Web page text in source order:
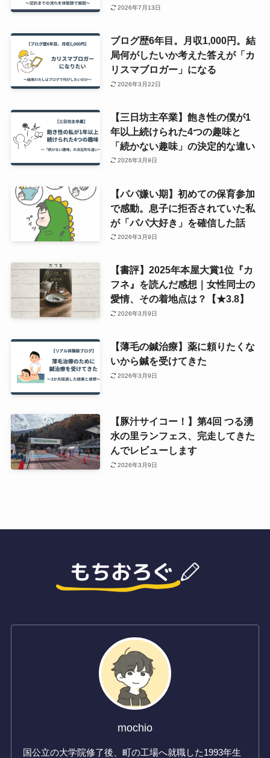
2026年7月13日
ブログ歴6年目。月収1,000円。結
局何がしたいか考えた答えが「カ
リスマブロガー」になる
2026年3月22日
【三日坊主卒業】飽き性の僕が1
年以上続けられた4つの趣味と
「続かない趣味」の決定的な違い
2026年3月9日
【パパ嫌い期】初めての保育参加
で感動。息子に拒否されていた私
が「パパ大好き」を確信した話
2026年3月9日
【書評】2025年本屋大賞1位『カ
フネ』を読んだ感想｜女性同士の
愛情、その着地点は？【★3.8】
2026年3月9日
【薄毛の鍼治療】薬に頼りたくな
いから鍼を受けてきた
2026年3月9日
【豚汁サイコー！】第4回 つる湧
水の里ランフェス、完走してきた
んでレビューします
2026年3月9日
mochio
国公立の大学院修了後、町の工場へ就職した1993年生